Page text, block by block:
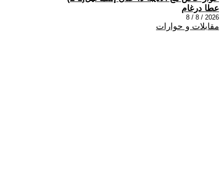
عطا درغام
2026 / 8 / 8
مقابلات و حوارات